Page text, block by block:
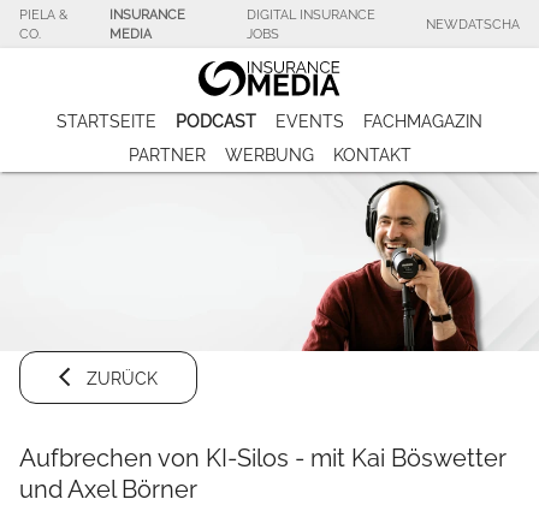
PIELA &
CO.
INSURANCE
MEDIA
DIGITAL INSURANCE
JOBS
NEWDATSCHA
STARTSEITE PODCAST EVENTS
FACHMAGAZIN
PARTNER
WERBUNG KONTAKT
ZURÜCK
Aufbrechen von KI-Silos - mit Kai Böswetter
und Axel Börner